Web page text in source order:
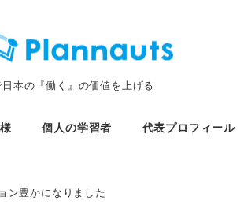
本の『働く』の価値を上げる
個人の学習者 代表プロフィール
ン豊かになりました